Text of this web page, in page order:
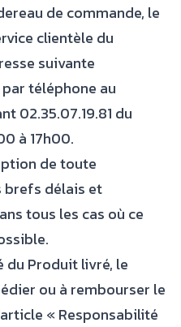
de commande, le
clientèle du
suivante
téléphone au
02.35.07.19.81 du
à 17h00.
de toute
brefs délais et
tous les cas où ce
du Produit livré, le
ou à rembourser le
« Responsabilité